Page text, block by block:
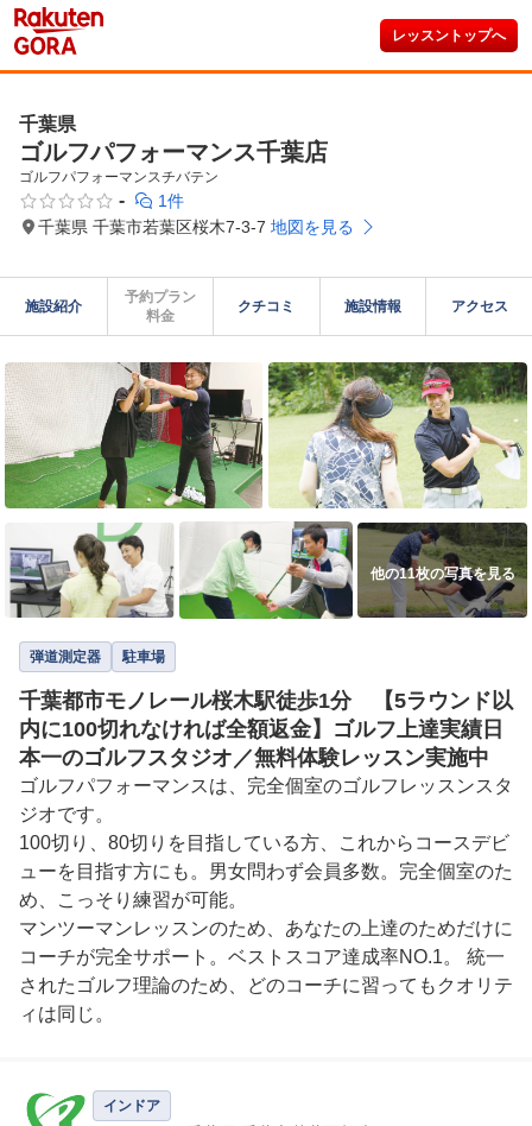
レッスントップへ
千葉県
ゴルフパフォーマンス千葉店
ゴルフパフォーマンスチバテン
-
1件
千葉県 千葉市若葉区桜木7-3-7 地図を見る
施設紹介
予約プラン
料金
クチコミ 施設情報 アクセス
他の11枚の写真を見る
弾道測定器 駐車場
千葉都市モノレール桜木駅徒歩1分 【5ラウンド以
内に100切れなければ全額返金】ゴルフ上達実績日
本一のゴルフスタジオ／無料体験レッスン実施中
ゴルフパフォーマンスは、完全個室のゴルフレッスンスタ
ジオです。
100切り、80切りを目指している方、これからコースデビ
ューを目指す方にも。男女問わず会員多数。完全個室のた
め、こっそり練習が可能。
マンツーマンレッスンのため、あなたの上達のためだけに
コーチが完全サポート。ベストスコア達成率NO.1。 統一
されたゴルフ理論のため、どのコーチに習ってもクオリテ
ィは同じ。
すレッスン。そのための仕掛けがたくさん。
インドア